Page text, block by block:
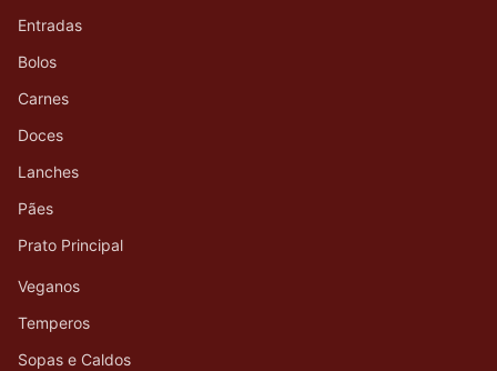
Entradas
Bolos
Carnes
Doces
Lanches
Pães
Prato Principal
Veganos
Temperos
Sopas e Caldos